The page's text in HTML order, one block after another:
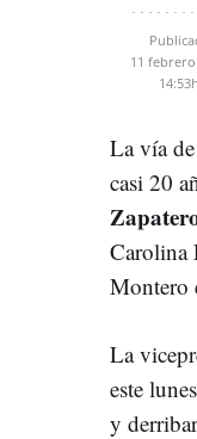
11
14:53h
La vía
casi 20
Carolina
Montero
La
este
y